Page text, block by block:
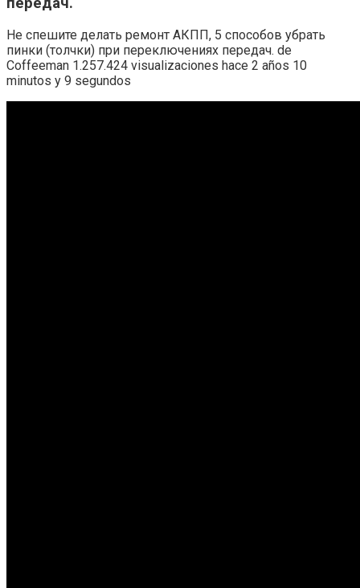
Не спешите делать ремонт АКПП, 5 способов убрать
пинки (толчки) при переключениях передач. de
Coffeeman 1.257.424 visualizaciones hace 2 años 10
minutos y 9 segundos